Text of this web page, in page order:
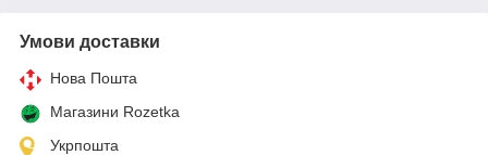
Умови доставки
Нова Пошта
Магазини Rozetka
Укрпошта